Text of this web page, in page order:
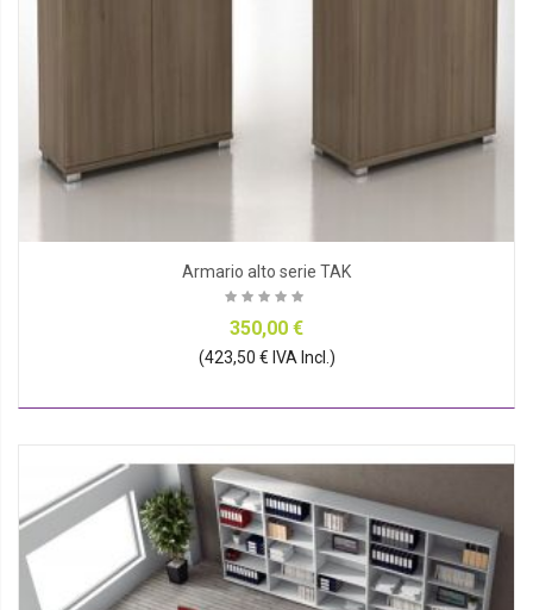
Armario alto serie TAK
350,00 €
(423,50 € IVA Incl.)